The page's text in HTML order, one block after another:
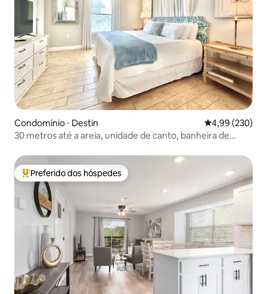
Condomínio ⋅ Destin 4,99 de uma
4,99 (230)
30 metros até a areia, unidade de canto, banheira de
Entre os melhores preferidos dos hóspedes
Preferido dos hóspedes